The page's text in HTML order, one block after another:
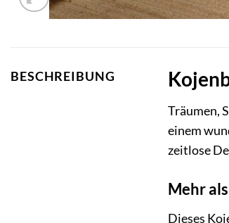
BESCHREIBUNG
Träumen,
einem
zeitlose
Mehr
Dieses